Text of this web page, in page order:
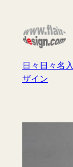
日々日々名
ザイン